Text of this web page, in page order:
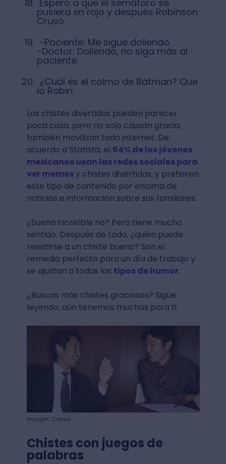
Esperó a que el semáforo se
pusiera en rojo y después Robinson
Crusó.
-Paciente: Me sigue doliendo.
-Doctor: Doliendo, no siga más al
paciente.
¿Cuál es el colmo de Batman? Que
lo Robin.
Los chistes divertidos pueden parecer
poca cosa, pero no solo causan gracia,
también movilizan todo internet. De
acuerdo a Statista, el 64% de los jóvenes
mexicanos usan las redes sociales para
ver memesy chistes divertidos, y prefieren
este tipo de contenido por encima de
noticias e información sobre sus familiares.
¿Suena increíble no? Pero tiene mucho
sentido. Después de todo, ¿quién puede
resistirse a un chiste bueno? Son el
remedio perfecto para un día de trabajo y
se ajustan a todos los tipos de humor.
¿Buscas más chistes graciosos? Sigue
leyendo, aún tenemos muchos para ti.
Imagen: Canva
Chistes con juegos de
palabras